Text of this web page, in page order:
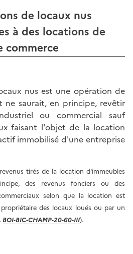
de locaux nus
à des locations de
commerce
nus est une opération de
ne saurait, en principe, revêtir
ou commercial sauf
faisant l'objet de la location
immobilisé d'une entreprise
tirés de la location d'immeubles
des revenus fonciers ou des
selon que la location est
des locaux loués ou par un
BOI-BIC-CHAMP-20-60-III).